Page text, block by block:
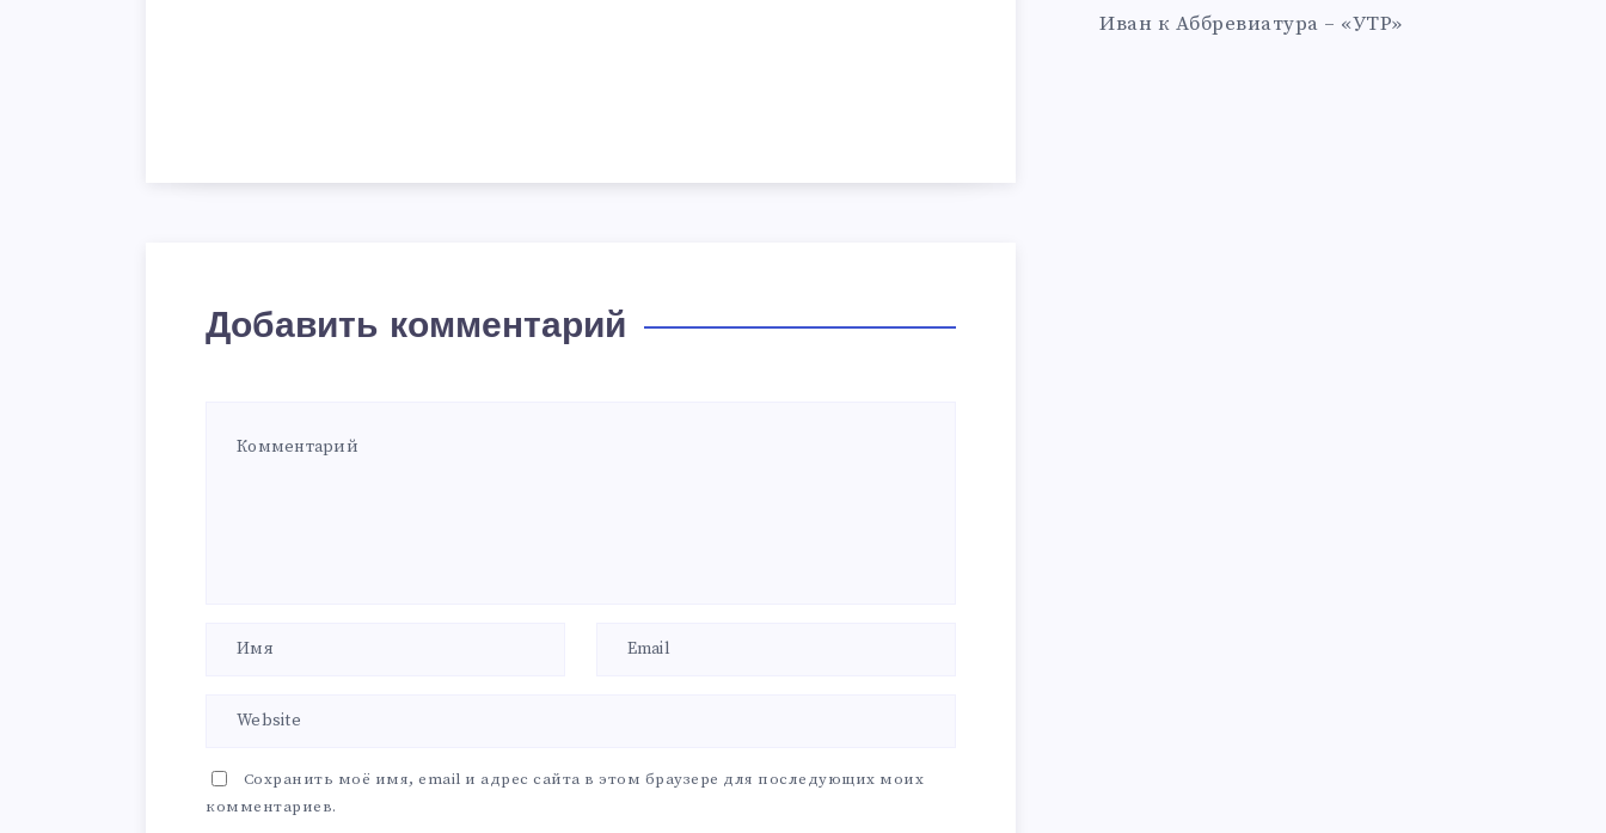
Добавить комментарий
Сохранить моё имя, email и адрес сайта в этом браузере для последующих моих
комментариев.
Иван к Аббревиатура – «УТР»